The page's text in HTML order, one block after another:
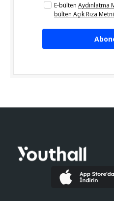
E-bülten Aydınlatma
bülten Açık Rıza Metni